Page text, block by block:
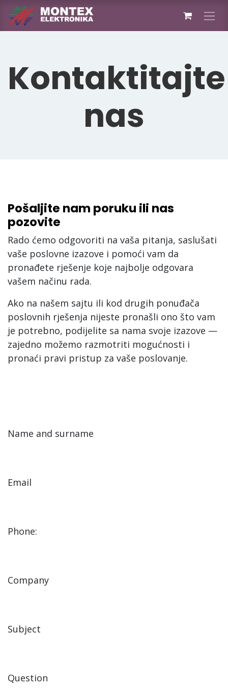
Skip to Content
Kontaktitajte
nas
Pošaljite nam poruku ili nas
pozovite
Rado ćemo odgovoriti na vaša pitanja, saslušati
vaše poslovne izazove i pomoći vam da
pronađete rješenje koje najbolje odgovara
vašem načinu rada.
Ako na našem sajtu ili kod drugih ponuđača
poslovnih rješenja nijeste pronašli ono što vam
je potrebno, podijelite sa nama svoje izazove —
zajedno možemo razmotriti mogućnosti i
pronaći pravi pristup za vaše poslovanje.
Name and surname
Email
Phone:
Company
Subject
Question